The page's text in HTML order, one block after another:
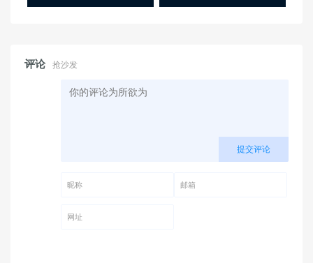
评论 抢沙发
提交评论